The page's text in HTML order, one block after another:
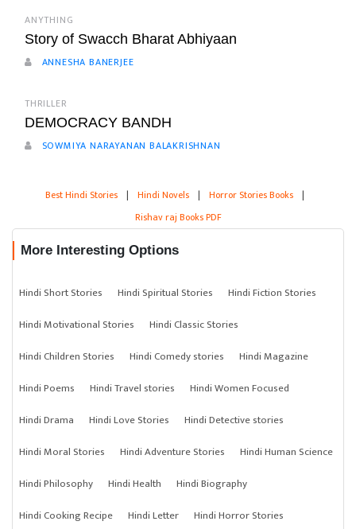
ANYTHING
Story of Swacch Bharat Abhiyaan
ANNESHA BANERJEE
THRILLER
DEMOCRACY BANDH
SOWMIYA NARAYANAN BALAKRISHNAN
Best Hindi Stories | Hindi Novels | Horror Stories Books |
Rishav raj Books PDF
More Interesting Options
Hindi Short Stories Hindi Spiritual Stories
Hindi Fiction Stories
Hindi Motivational Stories
Hindi Classic Stories
Hindi Children Stories
Hindi Comedy stories
Hindi Magazine
Hindi Poems
Hindi Travel stories
Hindi Women Focused
Hindi Drama
Hindi Love Stories
Hindi Detective stories
Hindi Moral Stories
Hindi Adventure Stories
Hindi Human Science
Hindi Philosophy
Hindi Health
Hindi Biography
Hindi Cooking Recipe
Hindi Letter
Hindi Horror Stories